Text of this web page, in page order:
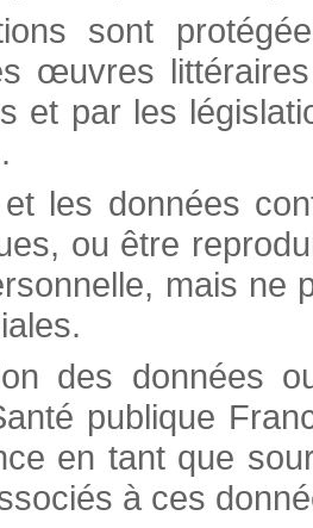
sont
œuvres
et par les
et les données
ou être
mais ne
des données
publique
en tant que
à ces